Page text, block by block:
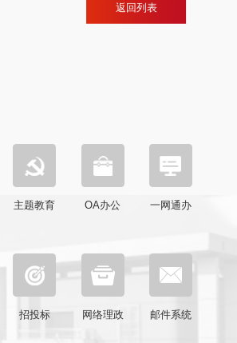
返回列表
主题教育 OA办公 一网通办
招投标 网络理政 邮件系统